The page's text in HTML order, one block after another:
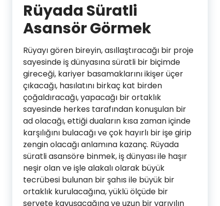
Rüyada Süratli
Asansör Görmek
Rüyayı gören bireyin, asıllaştıracağı bir proje
sayesinde iş dünyasına süratli bir biçimde
gireceği, kariyer basamaklarını ikişer üçer
çıkacağı, hasılatını birkaç kat birden
çoğaldıracağı, yapacağı bir ortaklık
sayesinde herkes tarafından konuşulan bir
ad olacağı, ettiği duaların kısa zaman içinde
karşılığını bulacağı ve çok hayırlı bir işe girip
zengin olacağı anlamına kazanç. Rüyada
süratli asansöre binmek, iş dünyası ile haşır
neşir olan ve işle alakalı olarak büyük
tecrübesi bulunan bir şahıs ile büyük bir
ortaklık kurulacağına, yüklü ölçüde bir
servete kavuşacağına ve uzun bir yarıyılın